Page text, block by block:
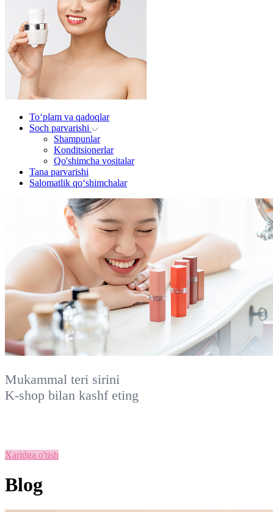
To‘plam va qadoqlar
Soch parvarishi
Shampunlar
Konditsionerlar
Qo'shimcha vositalar
Tana parvarishi
Salomatlik qo‘shimchalar
Mukammal teri sirini
K-shop bilan kashf eting
Xaridga o'tish
Blog